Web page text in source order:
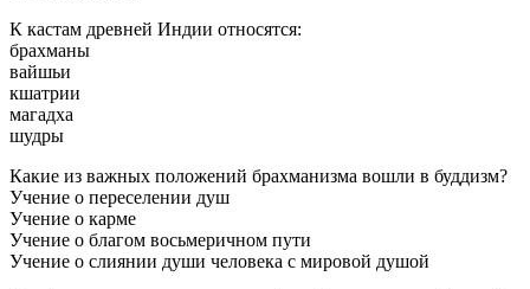
К кастам древней Индии относятся:
брахманы
вайшьи
кшатрии
магадха
шудры
Какие из важных положений брахманизма вошли в буддизм?
Учение о переселении душ
Учение о карме
Учение о благом восьмеричном пути
Учение о слиянии души человека с мировой душой